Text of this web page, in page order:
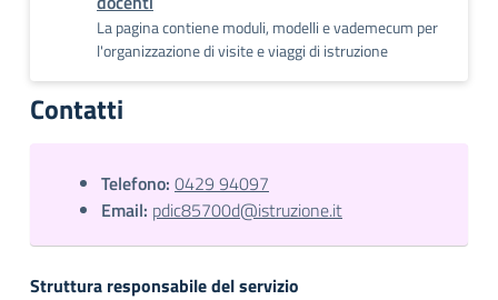
La pagina contiene moduli, modelli e vademecum per
l'organizzazione di visite e viaggi di istruzione
Contatti
Telefono: 0429 94097
Email: pdic85700d@istruzione.it
Struttura responsabile del servizio